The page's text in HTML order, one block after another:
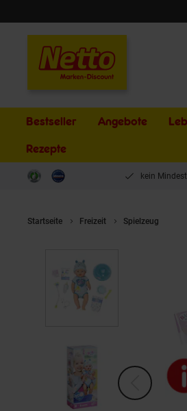
Bestseller Angebote
Rezepte
kein
Startseite Freizeit Spielzeug